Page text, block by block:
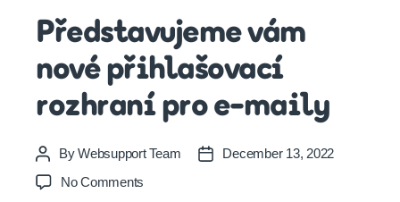
Představujeme vám
nové přihlašovací
rozhraní pro e-maily
Post
author
ByWebsupport Team
PostDecember 13, 2022
No Comments